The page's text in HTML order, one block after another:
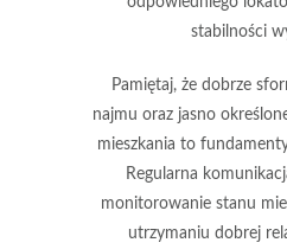
stabilności
Pamiętaj, że dobrze
najmu oraz jasno
mieszkania to
Regularna
monitorowanie stanu
utrzymaniu dobrej